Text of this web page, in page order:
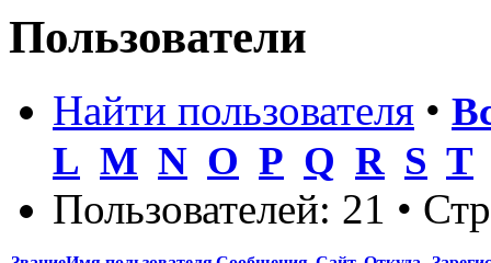
Пользователи
Найти пользователя •
L M N O P Q R S T
Пользователей: 21 •